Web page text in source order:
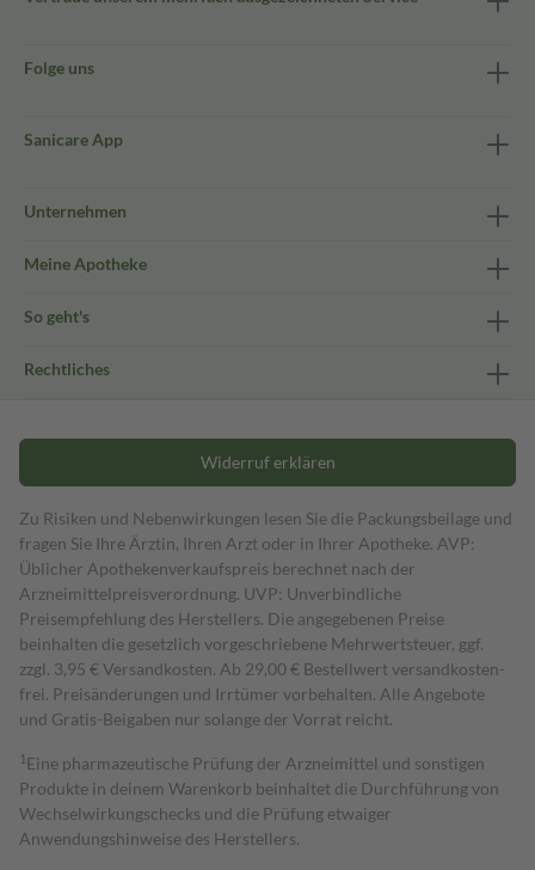
Folge uns
Sanicare App
Unternehmen
Meine Apotheke
So geht's
Rechtliches
Widerruf erklären
Zu Risiken und Nebenwirkungen lesen Sie die Packungsbeilage und
fragen Sie Ihre Ärztin, Ihren Arzt oder in Ihrer Apotheke. AVP:
Üblicher Apothekenverkaufspreis berechnet nach der
Arzneimittelpreisverordnung. UVP: Unverbindliche
Preisempfehlung des Herstellers. Die angegebenen Preise
beinhalten die gesetzlich vorgeschriebene Mehrwertsteuer, ggf.
zzgl. 3,95 € Versandkosten. Ab 29,00 € Bestell­wert versand­kosten­
frei. Preisänderungen und Irrtümer vorbehalten. Alle Angebote
und Gratis-Beigaben nur solange der Vorrat reicht.
1 Eine pharmazeutische Prüfung der Arzneimittel und sonstigen
Produkte in deinem Warenkorb beinhaltet die Durchführung von
Wechselwirkungschecks und die Prüfung etwaiger
Anwendungshinweise des Herstellers.